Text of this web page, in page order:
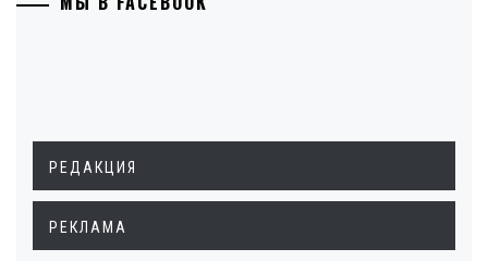
РЕДАКЦИЯ
РЕКЛАМА